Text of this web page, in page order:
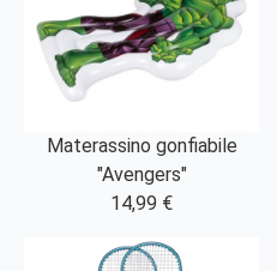
Materassino gonfiabile
"Avengers"
14,99 €